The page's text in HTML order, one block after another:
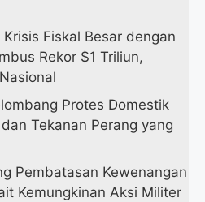
Fiskal Besar dengan
Rekor $1 Triliun,
Protes Domestik
Tekanan Perang yang
Pembatasan Kewenangan
Kemungkinan Aksi Militer